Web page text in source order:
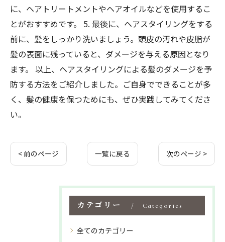
に、ヘアトリートメントやヘアオイルなどを使用するこ
とがおすすめです。 5. 最後に、ヘアスタイリングをする
前に、髪をしっかり洗いましょう。頭皮の汚れや皮脂が
髪の表面に残っていると、ダメージを与える原因となり
ます。 以上、ヘアスタイリングによる髪のダメージを予
防する方法をご紹介しました。ご自身でできることが多
く、髪の健康を保つためにも、ぜひ実践してみてくださ
い。
< 前のページ 一覧に戻る 次のページ >
カテゴリー Categories
全てのカテゴリー